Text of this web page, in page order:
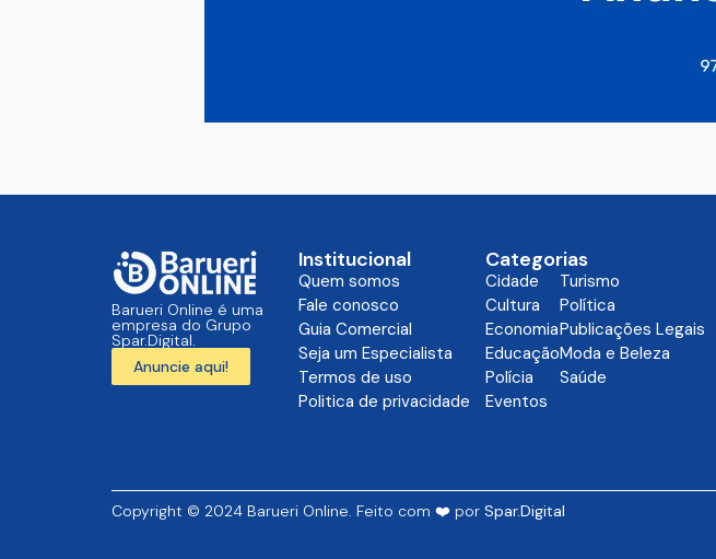
Barueri Online é uma
empresa do Grupo
Spar.Digital.
Anuncie aqui!
Institucional
Quem somos
Fale conosco
Guia Comercial
Seja um Especialista
Termos de uso
Politica de privacidade
Categorias
Cidade
Cultura
Economia
Educação
Polícia
Eventos
Turismo
Política
Publicações Legais
Moda e Beleza
Saúde
Copyright © 2024 Barueri Online. Feito com ❤️ por Spar.Digital